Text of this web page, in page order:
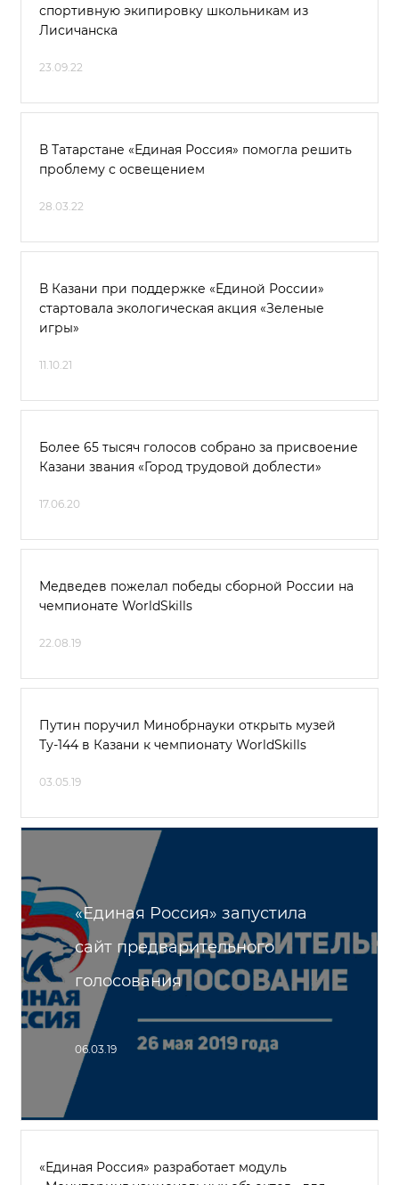
спортивную экипировку школьникам из
Лисичанска
23.09.22
В Татарстане «Единая Россия» помогла решить
проблему с освещением
28.03.22
В Казани при поддержке «Единой России»
стартовала экологическая акция «Зеленые
игры»
11.10.21
Более 65 тысяч голосов собрано за присвоение
Казани звания «Город трудовой доблести»
17.06.20
Медведев пожелал победы сборной России на
чемпионате WorldSkills
22.08.19
Путин поручил Минобрнауки открыть музей
Ту-144 в Казани к чемпионату WorldSkills
03.05.19
«Единая Россия» запустила
сайт предварительного
голосования
06.03.19
«Единая Россия» разработает модуль